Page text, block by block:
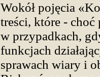
Wokół pojęcia
treści, które -
w przypadkach,
funkcjach
sprawach wiary i